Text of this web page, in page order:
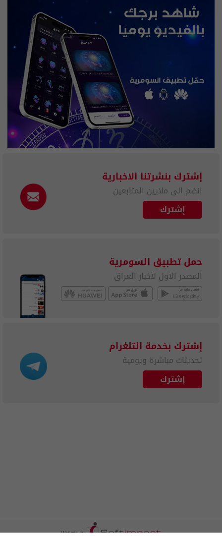
إشترك بنشرتنا الاخبارية
انضم الى ملايين المتابعين
إشترك
حمل تطبيق السومرية
المصدر الأول لأخبار العراق
إشترك بخدمة التلغرام
تحديثات مباشرة ويومية
إشترك